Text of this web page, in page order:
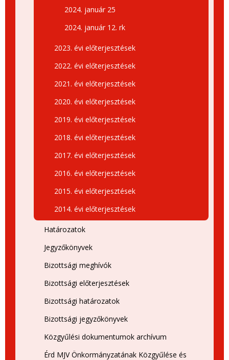
2024. január 25
2024. január 12. rk
2023. évi előterjesztések
2022. évi előterjesztések
2021. évi előterjesztések
2020. évi előterjesztések
2019. évi előterjesztések
2018. évi előterjesztések
2017. évi előterjesztések
2016. évi előterjesztések
2015. évi előterjesztések
2014. évi előterjesztések
Határozatok
Jegyzőkönyvek
Bizottsági meghívók
Bizottsági előterjesztések
Bizottsági határozatok
Bizottsági jegyzőkönyvek
Közgyűlési dokumentumok archívum
Érd MJV Önkormányzatának Közgyűlése és